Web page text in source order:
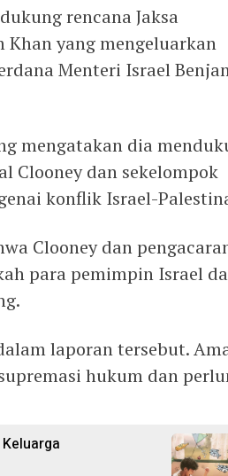
rencana Jaksa
yang mengeluarkan
Menteri Israel
mengatakan dia
Clooney dan sekelompok
konflik Israel-
Clooney dan
para pemimpin Israel
laporan tersebut.
hukum dan